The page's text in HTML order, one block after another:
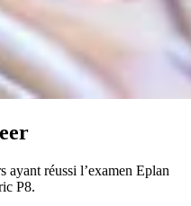
ayant réussi l’examen Eplan
P8.